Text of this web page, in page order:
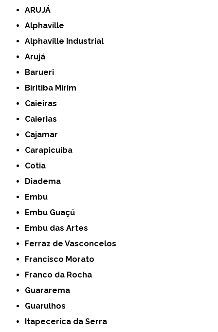
ARUJÁ
Alphaville
Alphaville Industrial
Arujá
Barueri
Biritiba Mirim
Caieiras
Caierias
Cajamar
Carapicuíba
Cotia
Diadema
Embu
Embu Guaçú
Embu das Artes
Ferraz de Vasconcelos
Francisco Morato
Franco da Rocha
Guararema
Guarulhos
Itapecerica da Serra